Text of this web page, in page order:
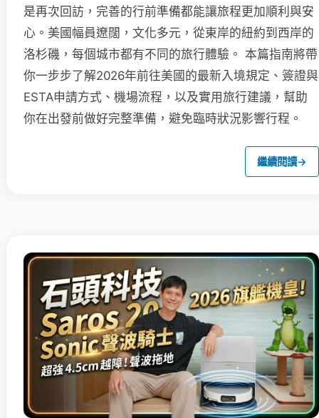
是再次回訪，完善的行前準備都能讓旅程更加順利與安
心。美國幅員遼闊，文化多元，從東岸的紐約到西岸的
洛杉磯，每個城市都有不同的旅行體驗。 本篇指南將帶
你一步步了解2026年前往美國的最新入境規定、簽證與
ESTA申請方式、機場流程，以及實用旅行建議，幫助
你在出發前做好完整準備，避免臨時狀況影響行程。
繼續閱讀→